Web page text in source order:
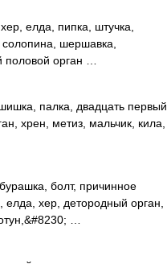
елда, пипка, штучка,
шершавка,
половой орган …
палка, двадцать первый
хрен, метиз, мальчик, кила,
болт, причинное
хер, детородный орган,
…